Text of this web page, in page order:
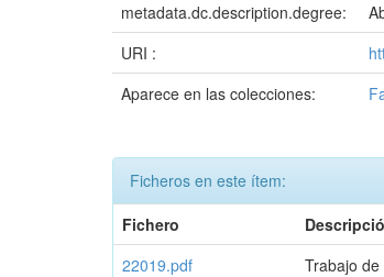
metadata.dc.description.degree:
URI :
Aparece en las colecciones:
Ficheros en este ítem:
Fichero
22019.pdf
Trabajo